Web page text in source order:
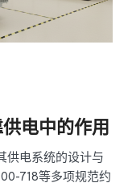
电中的作用
供电系统的设计与
718等多项规范约